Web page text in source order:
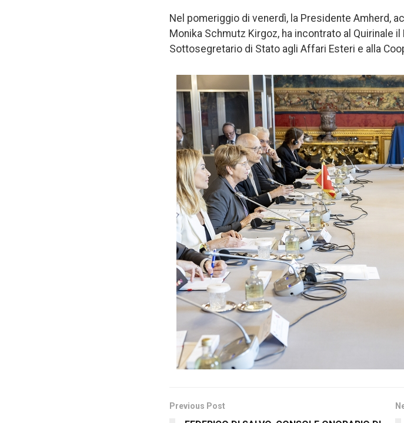
Nel pomeriggio di venerdì, la Presidente Amherd,
Monika Schmutz Kirgoz, ha incontrato al Quirinale
Sottosegretario di Stato agli Affari Esteri e alla
Previous Post